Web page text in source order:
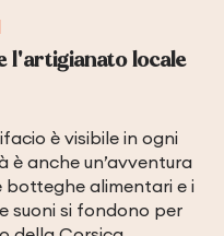
l'artigianato locale
è visibile in ogni
è anche un’avventura
botteghe alimentari e i
suoni si fondono per